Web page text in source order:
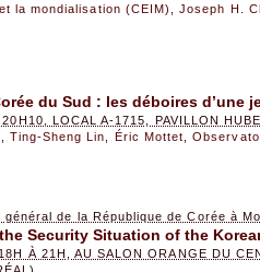
la mondialisation (CEIM)
,Joseph H.
du Sud : les déboires d’une
LOCAL A-1715, PAVILLON
Ting-Sheng Lin Éric Mottet ,
de la République de Corée à
Security Situation of the
À 21H, AU SALON ORANGE DU